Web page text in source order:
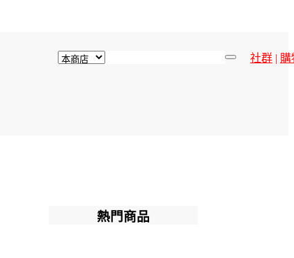
社群 | 購
熱門商品